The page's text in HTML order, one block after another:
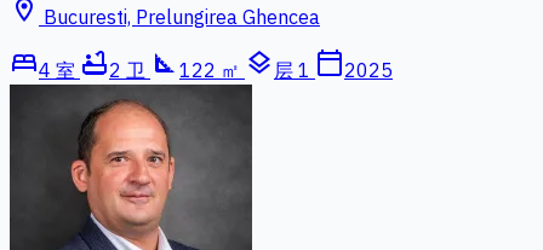
location_on Bucuresti, Prelungirea Ghencea
bed4 室 bathtub2 卫 square_foot 122 ㎡ layers 层 1 calendar_today2025